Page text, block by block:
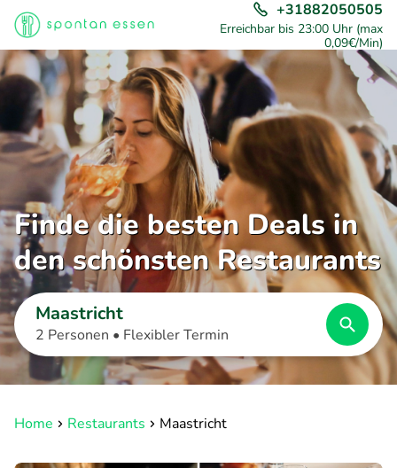
+31882050505
Erreichbar bis 23:00 Uhr (max
0,09€/Min)
Finde die besten Deals in
den schönsten Restaurants
Maastricht
2 Personen • Flexibler Termin
Home Restaurants Maastricht